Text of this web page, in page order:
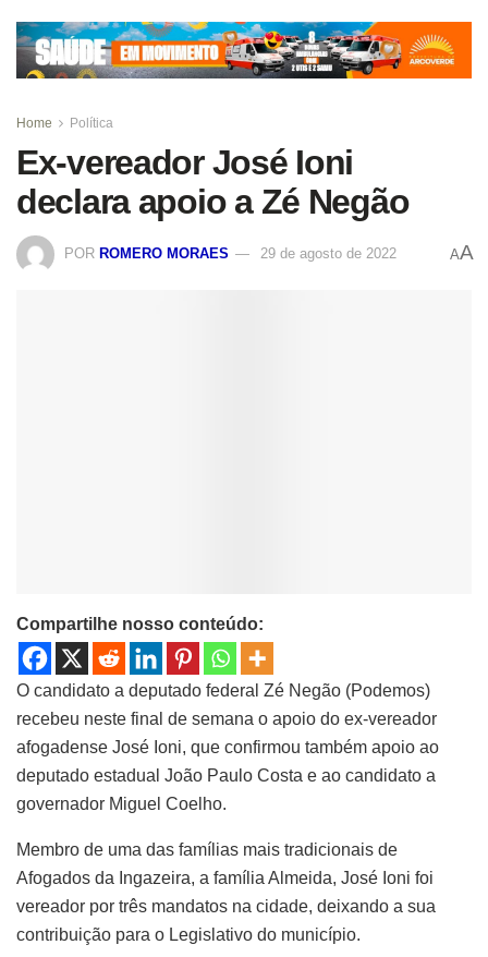
Home Política
Ex-vereador José Ioni
declara apoio a Zé Negão
POR ROMERO MORAES 29 de agosto de 2022 AA
Compartilhe nosso conteúdo:
O candidato a deputado federal Zé Negão (Podemos)
recebeu neste final de semana o apoio do ex-vereador
afogadense José Ioni, que confirmou também apoio ao
deputado estadual João Paulo Costa e ao candidato a
governador Miguel Coelho.
Membro de uma das famílias mais tradicionais de
Afogados da Ingazeira, a família Almeida, José Ioni foi
vereador por três mandatos na cidade, deixando a sua
contribuição para o Legislativo do município.